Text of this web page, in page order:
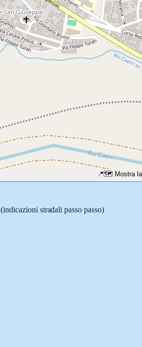
📍🗺️ Mostra la
(indicazioni stradali passo passo)